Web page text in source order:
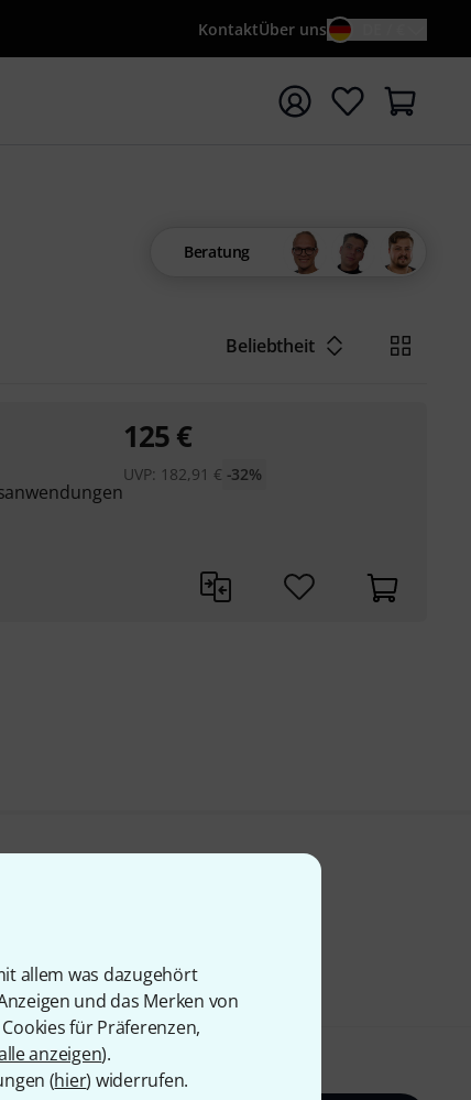
allem was dazugehört
und das Merken von
für Präferenzen,
anzeigen).
(hier) widerrufen.
KontaktÜber uns
Suchwort {searchTerm} starten
Beratung
Beliebtheit
125€
UVP: 182,91 € -32%